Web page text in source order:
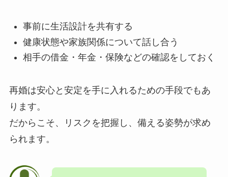
事前に生活設計を共有する
健康状態や家族関係について話し合う
相手の借金・年金・保険などの確認をしておく
再婚は安心と安定を手に入れるための手段でもあ
ります。
だからこそ、リスクを把握し、備える姿勢が求め
られます。